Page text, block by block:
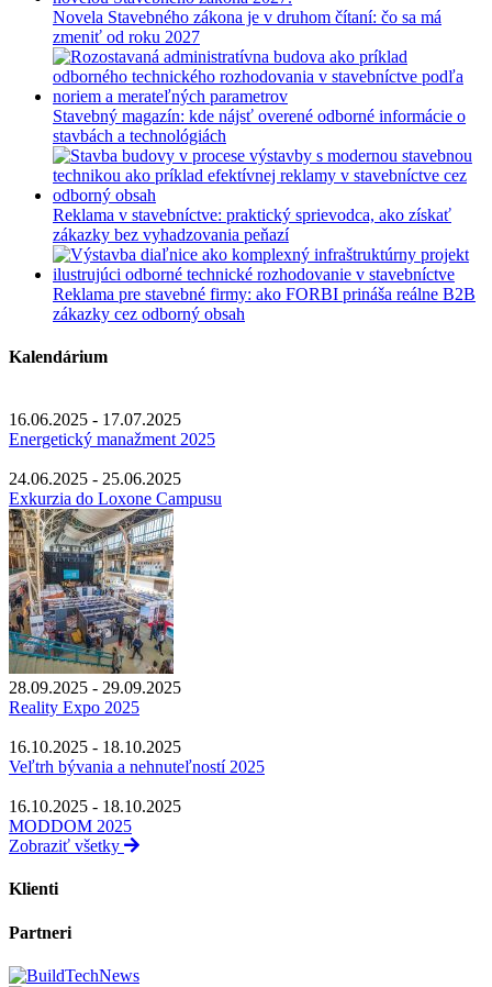
Novela Stavebného zákona je v druhom čítaní: čo sa má
zmeniť od roku 2027
Stavebný magazín: kde nájsť overené odborné informácie o
stavbách a technológiách
Reklama v stavebníctve: praktický sprievodca, ako získať
zákazky bez vyhadzovania peňazí
Reklama pre stavebné firmy: ako FORBI prináša reálne B2B
zákazky cez odborný obsah
Kalendárium
16.06.2025 - 17.07.2025
Energetický manažment 2025
24.06.2025 - 25.06.2025
Exkurzia do Loxone Campusu
28.09.2025 - 29.09.2025
Reality Expo 2025
16.10.2025 - 18.10.2025
Veľtrh bývania a nehnuteľností 2025
16.10.2025 - 18.10.2025
MODDOM 2025
Zobraziť všetky
Klienti
Partneri